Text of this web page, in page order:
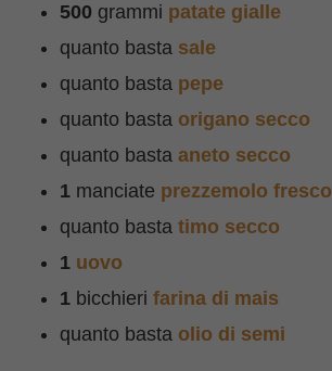
500 grammi patate gialle
quanto basta sale
quanto basta pepe
quanto basta origano secco
quanto basta aneto secco
1 manciate prezzemolo fresco
quanto basta timo secco
1 uovo
1 bicchieri farina di mais
quanto basta olio di semi